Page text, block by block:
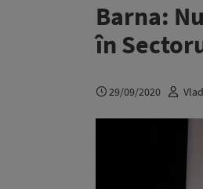
Barna:
în
29/09/2020